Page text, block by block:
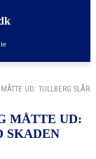
UD: TULLBERG SLÅR
MÅTTE UD:
SKADEN